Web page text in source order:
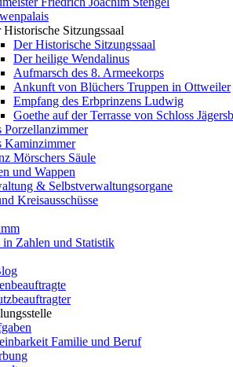
Historische Sitzungssaal
Der Historische Sitzungssaal
Der heilige Wendalinus
Aufmarsch des 8. Armeekorps
Ankunft von Blüchers Truppen in Ottweiler
Empfang des Erbprinzens Ludwig
Goethe auf der Terrasse von Schloss
Porzellanzimmer
Kaminzimmer
Mörschers Säule
und Wappen
& Selbstverwaltungsorgane
Kreisausschüsse
Zahlen und Statistik
Familie und Beruf